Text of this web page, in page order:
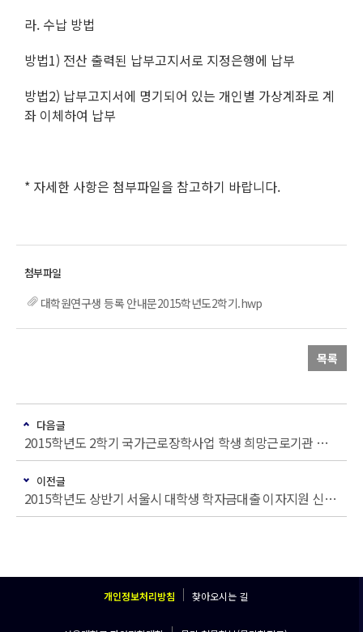
라. 수납 방법
방법1) 전산 출력된 납부고지서로 지정은행에 납부
방법2) 납부고지서에 명기되어 있는 개인별 가상계좌로 계
좌 이체하여 납부
* 자세한 사항은 첨부파일을 참고하기 바랍니다.
대학원연구생 등록 안내문2015학년도2학기.hwp
목록
다음글
2015학년도 2학기 국가근로장학사업 학생 희망근로기관 신청 안내
이전글
2015학년도 상반기 서울시 대학생 학자금대출 이자지원 신청기간 연장 안내
개인정보처리방침 찾아오시는 길